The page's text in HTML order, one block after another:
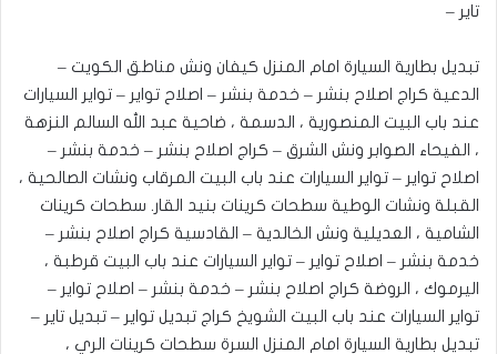
تاير –
تبديل بطارية السيارة امام المنزل كيفان ونش مناطق الكويت –
الدعية كراج اصلاح بنشر – خدمة بنشر – اصلاح تواير – تواير السيارات
عند باب البيت المنصورية ، الدسمة ، ضاحية عبد الله السالم النزهة
، الفيحاء ‎الصوابر ونش الشرق – كراج اصلاح بنشر – خدمة بنشر –
اصلاح تواير – تواير السيارات عند باب البيت المرقاب ونشات الصالحية ،
القبلة ونشات الوطية سطحات كرينات بنيد القار. ‎سطحات كرينات
الشامية ، العديلية ونش الخالدية – القادسية كراج اصلاح بنشر –
خدمة بنشر – اصلاح تواير – تواير السيارات عند باب البيت قرطبة ،
اليرموك ، الروضة كراج اصلاح بنشر – خدمة بنشر – اصلاح تواير –
تواير السيارات عند باب البيت الشويخ كراج تبديل تواير – تبديل تاير –
تبديل بطارية السيارة امام المنزل السرة سطحات كرينات الري ،